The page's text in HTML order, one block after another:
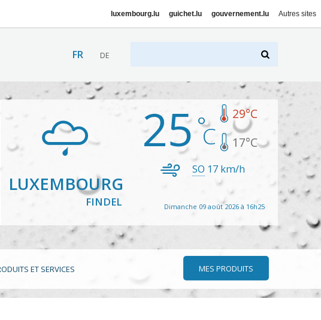
luxembourg.lu guichet.lu gouvernement.lu Autres sites
FR DE
LUXEMBOURG
FINDEL
25 29°C
17°C
SO 17 km/h
Dimanche 09 août 2026 à 16h25
ET SERVICES MES PRODUITS